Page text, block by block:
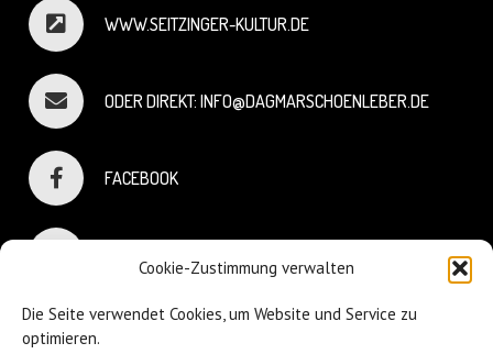
Cookie-Zustimmung verwalten
Die Seite verwendet Cookies, um Website und Service zu
optimieren.
WWW.SEITZINGER-KULTUR.DE
ODER DIREKT: INFO@DAGMARSCHOENLEBER.DE
FACEBOOK